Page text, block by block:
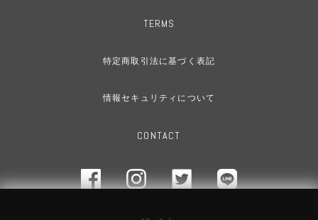
TERMS
特定商取引法に基づく表記
情報セキュリティについて
CONTACT